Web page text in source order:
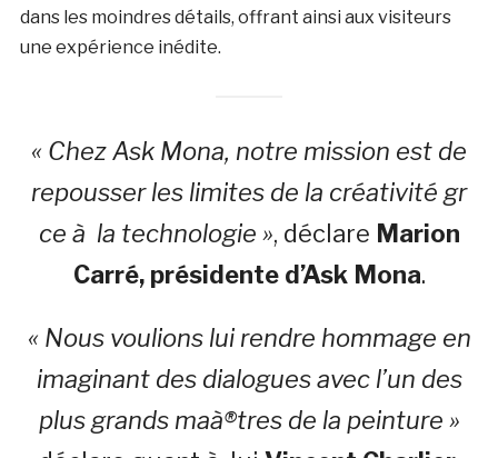
dans les moindres détails, offrant ainsi aux visiteurs
une expérience inédite.
« Chez Ask Mona, notre mission est de
repousser les limites de la créativité gr
ce à la technologie », déclare Marion
Carré, présidente d’Ask Mona.
« Nous voulions lui rendre hommage en
imaginant des dialogues avec l’un des
plus grands maà®tres de la peinture »